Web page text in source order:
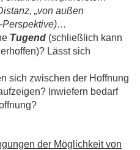
„von außen
Perspektive)…
Tugend (schließlich kann
Lässt sich
sich zwischen der Hoffnung
Inwiefern bedarf
der Möglichkeit von